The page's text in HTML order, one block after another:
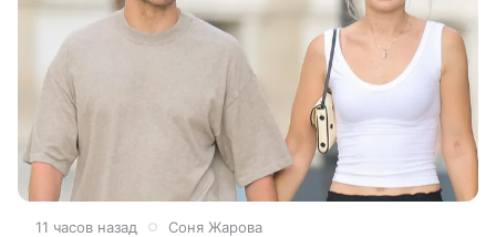
11 часов назад Соня Жарова